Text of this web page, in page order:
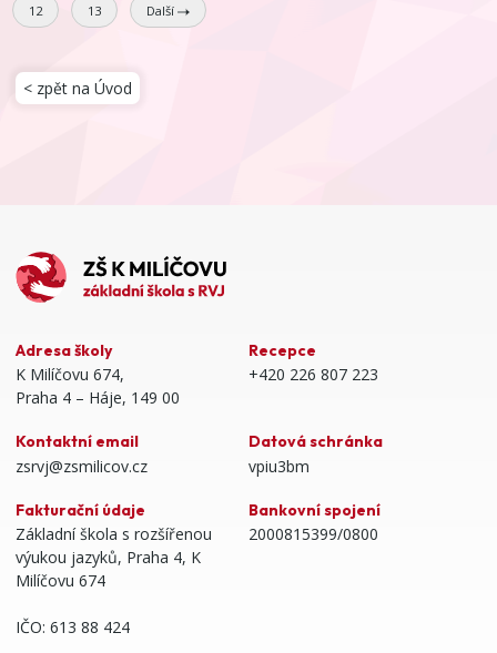
12 13 Další
< zpět na Úvod
Adresa školy
K Milíčovu 674,
Praha 4 – Háje, 149 00
Recepce
+420 226 807 223
Kontaktní email
zsrvj@zsmilicov.cz
Datová schránka
vpiu3bm
Fakturační údaje
Základní škola s rozšířenou
výukou jazyků, Praha 4, K
Milíčovu 674
IČO: 613 88 424
Bankovní spojení
2000815399/0800